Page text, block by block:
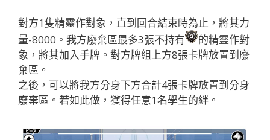
對方1隻精靈作對象，直到回合結束時為止，將其力
量-8000。我方廢棄區最多3張不持有
的精靈作對
象，將其加入手牌。對方牌組上方8張卡牌放置到廢
棄區。
之後，可以將我方分身下方合計4張卡牌放置到分身
廢棄區。若如此做，獲得任意1名學生的絆。